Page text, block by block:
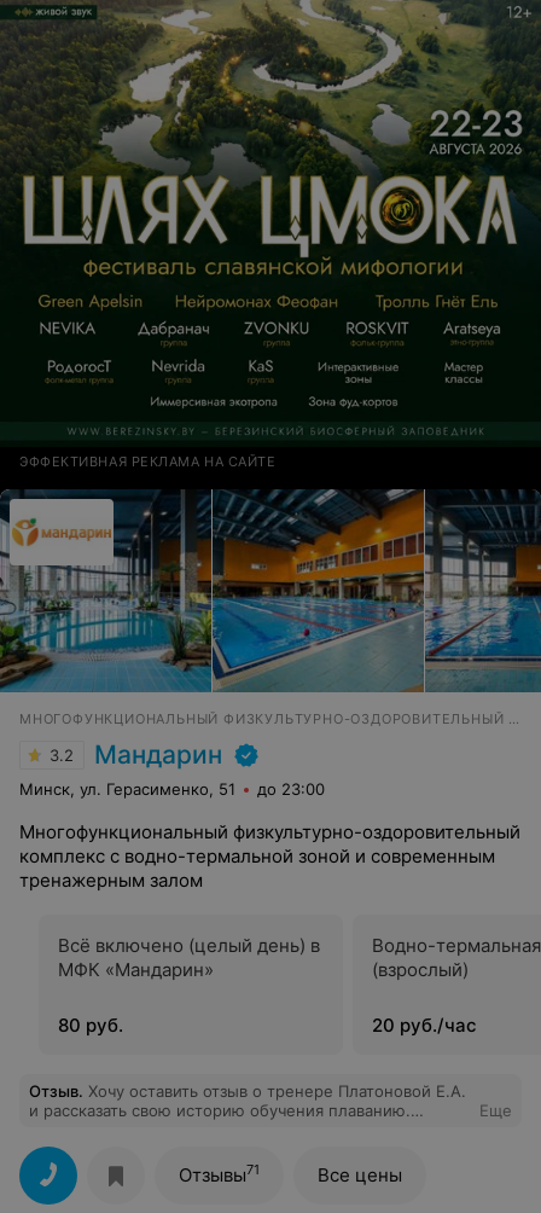
ЭФФЕКТИВНАЯ РЕКЛАМА НА САЙТЕ
МНОГОФУНКЦИОНАЛЬНЫЙ ФИЗКУЛЬТУРНО-ОЗДОРОВИТЕЛЬНЫЙ КОМПЛЕКС
3.2 Мандарин
Минск, ул. Герасименко, 51 до 23:00
Многофункциональный физкультурно-оздоровительный
комплекс с водно-термальной зоной и современным
тренажерным залом
Всё включено (целый день) в
МФК «Мандарин»
80 руб.
Водно-
(взрослый)
20 руб./час
Отзыв. Хочу оставить отзыв о тренере Платоновой Е.А.
и рассказать свою историю обучения плаванию.
Пошла на 2х мес. групповые занятия, которые не
принесли рез-та - а именно свободно проплыть 25м
как было заявлено- изза своего страха я просто
познакомилась с водой и обучилась дыханию в ней
Еще
Отзывы71 Все цены